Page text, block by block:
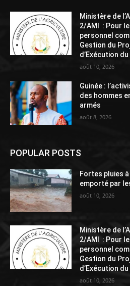
Ministère de
2/AMI : Pour
personnel
Gestion du
d’Exécution
août 10, 2026
Guinée :
des hommes
armés
août 8, 2026
POPULAR POSTS
Fortes pluies
emporté par
août 10, 2026
Ministère de
2/AMI : Pour
personnel
Gestion du
d’Exécution
août 10, 2026